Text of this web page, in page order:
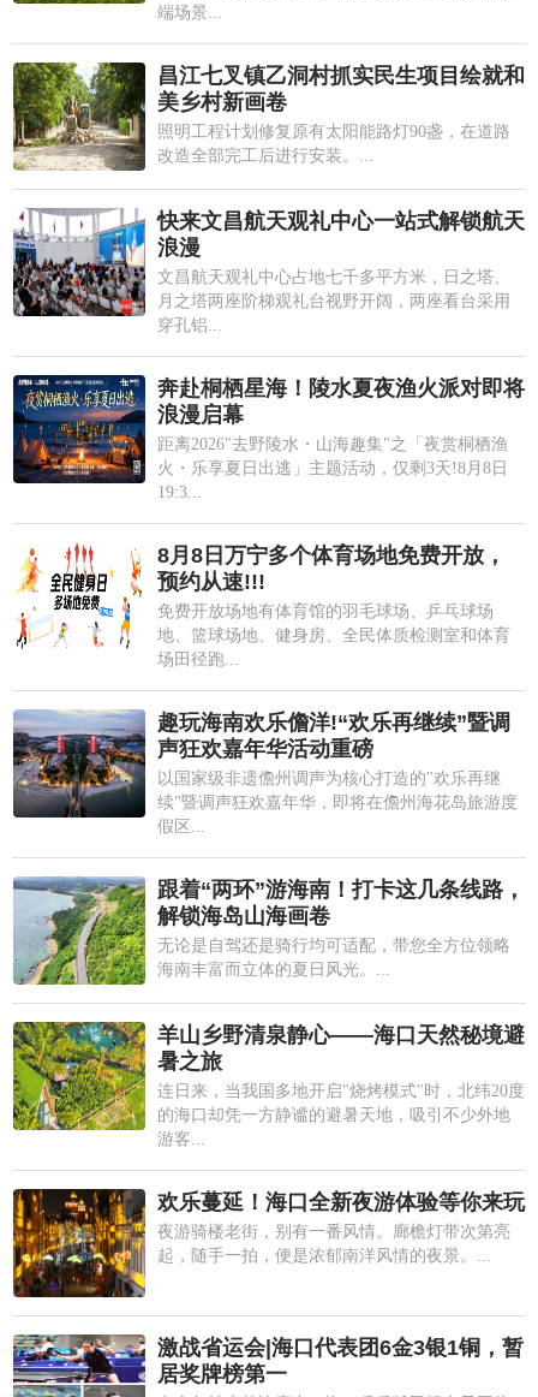
端场景...
昌江七叉镇乙洞村抓实民生项目绘就和
美乡村新画卷
照明工程计划修复原有太阳能路灯90盏，在道路
改造全部完工后进行安装。...
快来文昌航天观礼中心一站式解锁航天
浪漫
文昌航天观礼中心占地七千多平方米，日之塔、
月之塔两座阶梯观礼台视野开阔，两座看台采用
穿孔铝...
奔赴桐栖星海！陵水夏夜渔火派对即将
浪漫启幕
距离2026"去野陵水・山海趣集"之「夜赏桐栖渔
火・乐享夏日出逃」主题活动，仅剩3天!8月8日
19:3...
8月8日万宁多个体育场地免费开放，
预约从速!!!
免费开放场地有体育馆的羽毛球场、乒乓球场
地、篮球场地、健身房、全民体质检测室和体育
场田径跑...
趣玩海南欢乐儋洋!“欢乐再继续”暨调
声狂欢嘉年华活动重磅
以国家级非遗儋州调声为核心打造的"欢乐再继
续"暨调声狂欢嘉年华，即将在儋州海花岛旅游度
假区...
跟着“两环”游海南！打卡这几条线路，
解锁海岛山海画卷
无论是自驾还是骑行均可适配，带您全方位领略
海南丰富而立体的夏日风光。...
羊山乡野清泉静心——海口天然秘境避
暑之旅
连日来，当我国多地开启"烧烤模式"时，北纬20度
的海口却凭一方静谧的避暑天地，吸引不少外地
游客...
欢乐蔓延！海口全新夜游体验等你来玩
夜游骑楼老街，别有一番风情。廊檐灯带次第亮
起，随手一拍，便是浓郁南洋风情的夜景。...
激战省运会|海口代表团6金3银1铜，暂
居奖牌榜第一